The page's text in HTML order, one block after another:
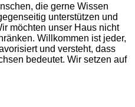
die gerne Wissen
unterstützen und
möchten unser Haus nicht
Willkommen ist jeder,
und versteht, dass
bedeutet. Wir setzen auf